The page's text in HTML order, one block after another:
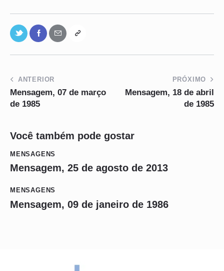
ANTERIOR
Mensagem, 07 de março
de 1985
PRÓXIMO
Mensagem, 18 de abril
de 1985
Você também pode gostar
MENSAGENS
Mensagem, 25 de agosto de 2013
MENSAGENS
Mensagem, 09 de janeiro de 1986